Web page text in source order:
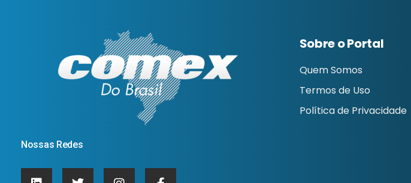
Nossas Redes
Sobre o Portal
Quem Somos
Termos de Uso
Política de Privacidade